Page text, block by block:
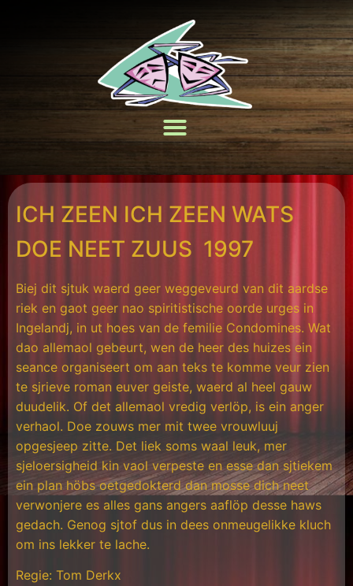
ICH ZEEN ICH ZEEN WATS
DOE NEET ZUUS 1997
Biej dit sjtuk waerd geer weggeveurd van dit aardse
riek en gaot geer nao spiritistische oorde urges in
Ingelandj, in ut hoes van de femilie Condomines. Wat
dao allemaol gebeurt, wen de heer des huizes ein
seance organiseert om aan teks te komme veur zien
te sjrieve roman euver geiste, waerd al heel gauw
duudelik. Of det allemaol vredig verlöp, is ein anger
verhaol. Doe zouws mer mit twee vrouwluuj
opgesjeep zitte. Det liek soms waal leuk, mer
sjeloersigheid kin vaol verpeste en esse dan sjtiekem
ein plan höbs oetgedokterd dan mosse dich neet
verwonjere es alles gans angers aaflöp desse haws
gedach. Genog sjtof dus in dees onmeugelikke kluch
om ins lekker te lache.
Regie: Tom Derkx